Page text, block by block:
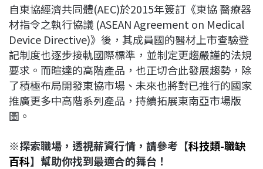
自東協經濟共同體(AEC)於2015年簽訂《東協 醫療器
材指令之執行協議 (ASEAN Agreement on Medical
Device Directive)》後，其成員國的醫材上市查驗登
記制度也逐步接軌國際標準，並制定更趨嚴謹的法規
要求。而暄達的高階產品，也正切合此發展趨勢，除
了積極布局開發東協市場、未來也將對已推行的國家
推廣更多中高階系列產品，持續拓展東南亞市場版
圖。
※探索職場，透視薪資行情，請參考【科技類-職缺
百科】幫助你找到最適合的舞台！